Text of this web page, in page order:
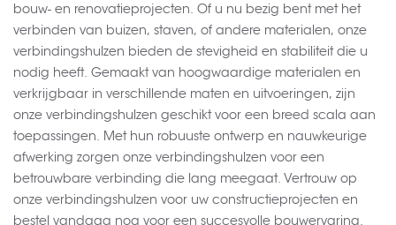
bouw- en renovatieprojecten. Of u nu bezig bent met het
verbinden van buizen, staven, of andere materialen, onze
verbindingshulzen bieden de stevigheid en stabiliteit die u
nodig heeft. Gemaakt van hoogwaardige materialen en
verkrijgbaar in verschillende maten en uitvoeringen, zijn
onze verbindingshulzen geschikt voor een breed scala aan
toepassingen. Met hun robuuste ontwerp en nauwkeurige
afwerking zorgen onze verbindingshulzen voor een
betrouwbare verbinding die lang meegaat. Vertrouw op
onze verbindingshulzen voor uw constructieprojecten en
bestel vandaag nog voor een succesvolle bouwervaring.